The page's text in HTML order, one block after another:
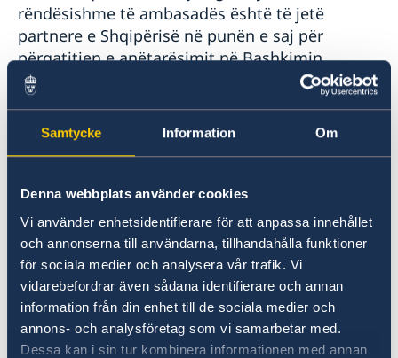
Samtycke Information Om
Denna webbplats använder cookies
Vi använder enhetsidentifierare för att anpassa innehållet
och annonserna till användarna, tillhandahålla funktioner
för sociala medier och analysera vår trafik. Vi
vidarebefordrar även sådana identifierare och annan
information från din enhet till de sociala medier och
annons- och analysföretag som vi samarbetar med.
Dessa kan i sin tur kombinera informationen med annan
rëndësishme të ambasadës është të jetë
partnere e Shqipërisë në punën e saj për
përgatitjen e anëtarësimit në Bashkimin
Evropian (BE). Fushat e fokusit të ambasadës
janë bashkëpunimi për zhvillim, raportimi mbi
situatën politike, promovimi i Suedisë si dhe
marrëdhëniet midis kompanive Suedeze dhe
Programi Suedez i bashkëpunimit për zhvillim
ofron mbështetje brenda fushave të
mëposhtme:
- Të drejtat e njeriut, demokracia, shteti i së
drejtës dhe barazia gjinore;